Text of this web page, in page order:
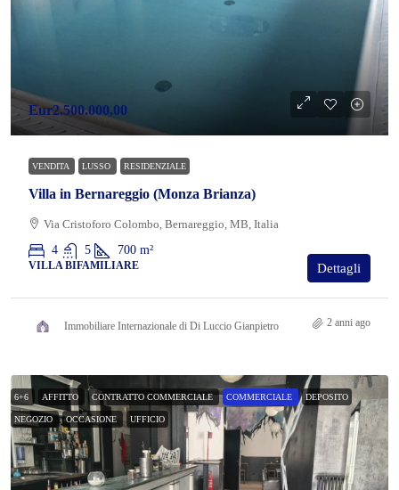
Eur2.500.000,00
VENDITA LUSSO RESIDENZIALE
Villa in Bernareggio (Monza Brianza)
Via Cristoforo Colombo, Bernareggio, MB, Italia
4
5 700 m²
VILLA BIFAMILIARE Dettagli
Immobiliare Internazionale di Di Luccio Gianpietro 2 anni ago
6+6 AFFITTO CONTRATTO COMMERCIALE COMMERCIALE DEPOSITO
NEGOZIO OCCASIONE UFFICIO